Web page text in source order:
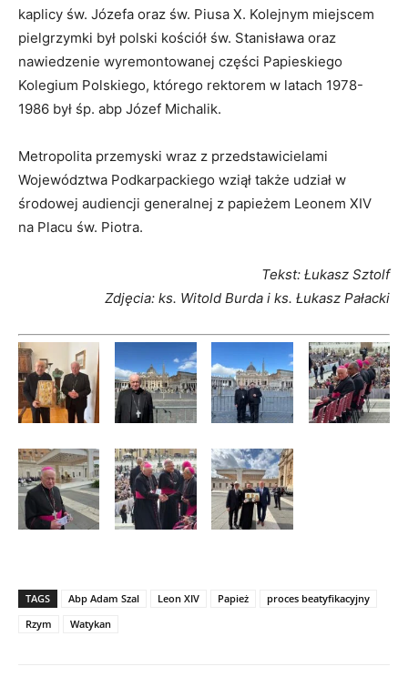
kaplicy św. Józefa oraz św. Piusa X. Kolejnym miejscem
pielgrzymki był polski kościół św. Stanisława oraz
nawiedzenie wyremontowanej części Papieskiego
Kolegium Polskiego, którego rektorem w latach 1978-
1986 był śp. abp Józef Michalik.
Metropolita przemyski wraz z przedstawicielami
Województwa Podkarpackiego wziął także udział w
środowej audiencji generalnej z papieżem Leonem XIV
na Placu św. Piotra.
Tekst: Łukasz Sztolf
Zdjęcia: ks. Witold Burda i ks. Łukasz Pałacki
TAGS Abp Adam Szal Leon XIV Papież
proces beatyfikacyjny
Rzym
Watykan